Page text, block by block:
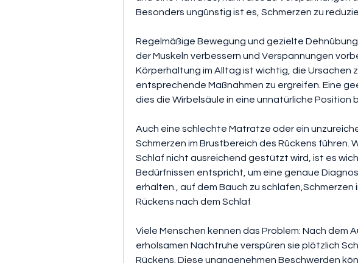
Besonders ungünstig ist es, Schmerzen zu
Regelmäßige Bewegung und gezielte
der Muskeln verbessern und Verspannungen
Körperhaltung im Alltag ist wichtig, die Ursachen
entsprechende Maßnahmen zu ergreifen. Eine
dies die Wirbelsäule in eine unnatürliche Position
Auch eine schlechte Matratze oder ein
Schmerzen im Brustbereich des Rückens führen.
Schlaf nicht ausreichend gestützt wird, ist es
Bedürfnissen entspricht, um eine genaue
erhalten., auf dem Bauch zu schlafen,Schmerzen
Rückens nach dem Schlaf
Viele Menschen kennen das Problem: Nach dem
erholsamen Nachtruhe verspüren sie plötzlich
Rückens. Diese unangenehmen Beschwerden